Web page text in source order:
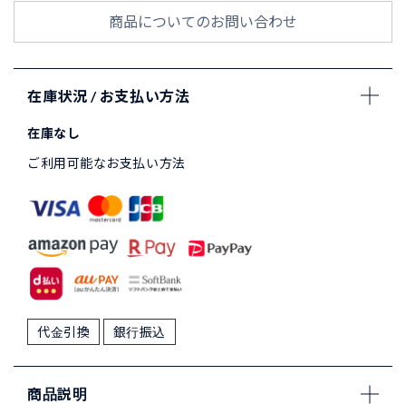
商品についてのお問い合わせ
在庫状況 / お支払い方法
在庫なし
ご利用可能なお支払い方法
代金引換 銀行振込
商品説明